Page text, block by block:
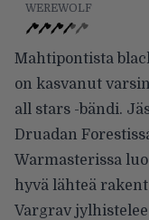
WEREWOLF
Mahtipontista
on kasvanut
all stars -bändi.
Druadan
Warmasterissa
hyvä lähteä
Vargrav